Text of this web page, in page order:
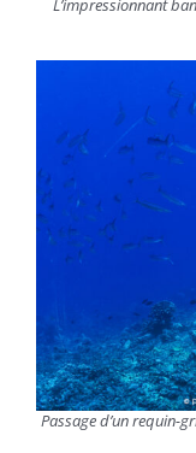
L’impressionnant
Passage d’un requin-